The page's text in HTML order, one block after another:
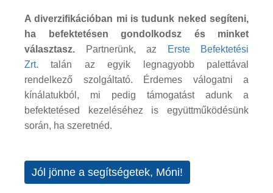
A diverzifikációban mi is tudunk neked segíteni,
ha befektetésen gondolkodsz és minket
választasz. Partnerünk, az
Erste Befektetési
Zrt. talán az egyik legnagyobb palettával
rendelkező szolgáltató. Érdemes válogatni a
kínálatukból, mi pedig támogatást adunk a
befektetésed kezeléséhez is együttműködésünk
során, ha szeretnéd.
Jól jönne a segítségetek, Móni!